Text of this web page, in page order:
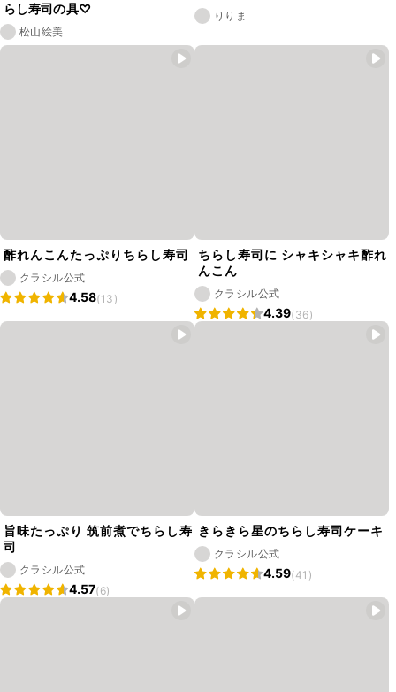
らし寿司の具♡
松山絵美
りりま
酢れんこんたっぷりちらし寿司
クラシル公式
4.58(13)
ちらし寿司に シャキシャキ酢れ
んこん
クラシル公式
4.39(36)
旨味たっぷり 筑前煮でちらし寿
司
クラシル公式
4.57(6)
きらきら星のちらし寿司ケーキ
クラシル公式
4.59(41)